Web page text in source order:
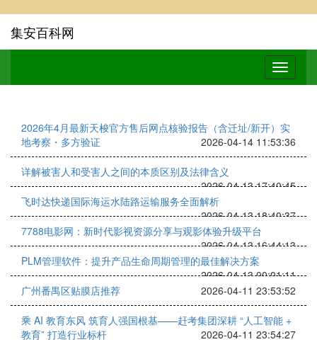
集安百科网
2026年4月最新天梭官方售后网点核验报告（含迁址/新开）实
地考察・多方验证
2026-04-14 11:53:36
详解被害人和受害人之间的本质区别及法律含义
2026-04-13 17:40:45
飞时达快递国际海运水陆路运输服务全面解析
2026-04-13 18:40:37
7788电影网：新时代影视资源分享与观影体验升级平台
2026-04-13 16:44:13
PLM管理软件：提升产品生命周期管理的最佳解决方案
2026-04-13 00:01:11
广州番禺区贴膜店推荐
2026-04-11 23:53:52
乘 AI 教育东风 筑育人强国根基——赶考集团深耕 “人工智能 +
教育” 打造行业标杆
2026-04-11 23:54:27